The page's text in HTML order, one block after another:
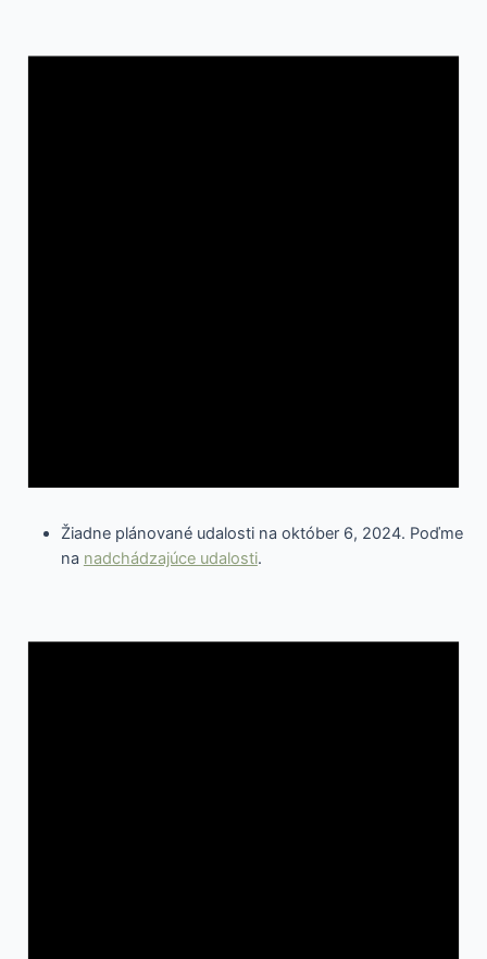
Žiadne plánované udalosti na október 6, 2024. Poďme
na nadchádzajúce udalosti.